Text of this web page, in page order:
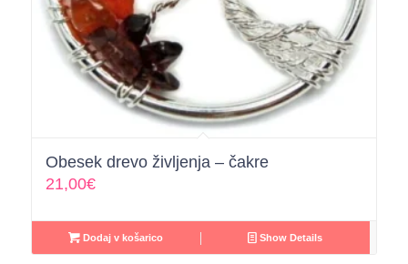
Obesek drevo življenja – čakre
21,00€
Dodaj v košarico Show Details